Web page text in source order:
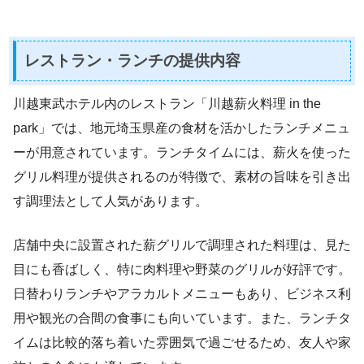
レストラン・ランチの提供内容
川越東武ホテル内のレストラン「川越薪火料理 in the
park」では、地元埼玉県産の食材を活かしたランチメニュ
ーが用意されています。ランチタイムには、薪火を使った
グリル料理が提供されるのが特徴で、素材の旨味を引き出
す調理法として人気があります。
店舗中央に設置された薪グリルで調理された料理は、見た
目にも香ばしく、特に肉料理や野菜のグリルが好評です。
日替わりランチやアラカルトメニューもあり、ビジネス利
用や観光の合間の食事にも向いています。また、ランチタ
イムは比較的落ち着いた雰囲気で過ごせるため、友人や家